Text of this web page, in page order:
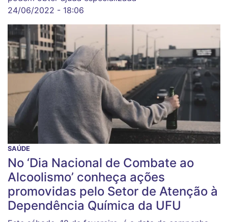
24/06/2022 - 18:06
SAÚDE
No ‘Dia Nacional de Combate ao
Alcoolismo’ conheça ações
promovidas pelo Setor de Atenção à
Dependência Química da UFU